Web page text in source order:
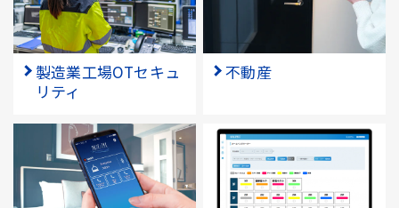
製造業工場OTセキュ
リティ
不動産